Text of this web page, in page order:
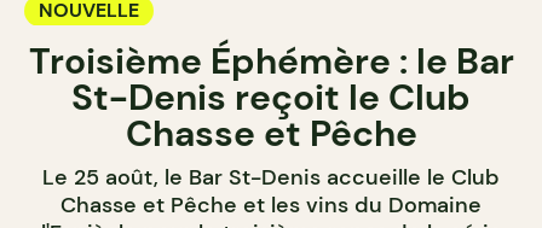
NOUVELLE
Troisième Éphémère : le Bar
St-Denis reçoit le Club
Chasse et Pêche
Le 25 août, le Bar St-Denis accueille le Club
Chasse et Pêche et les vins du Domaine